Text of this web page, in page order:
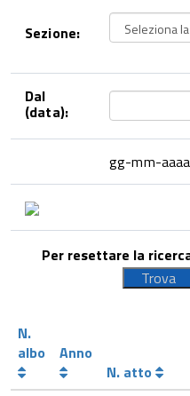
Sezione:
Dal
(data):
gg-mm-aaaa
Per resettare la
N.
albo
Anno
N. atto